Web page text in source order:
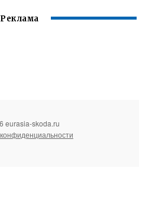
Реклама
eurasia-skoda.ru